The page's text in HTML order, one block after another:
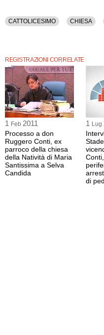
CATTOLICESIMO CHIESA
REGISTRAZIONI CORRELATE
1 Feb 2011
Processo a don
Ruggero Conti, ex
parroco della chiesa
della Natività di Maria
Santissima a Selva
Candida
1 Lug
di